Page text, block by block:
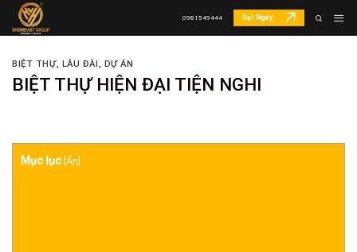
Skip
0981549444 Gọi Ngay
BIỆT THỰ, LÂU ĐÀI, DỰ ÁN
BIỆT THỰ HIỆN ĐẠI TIỆN NGHI
Mục lục Ẩn